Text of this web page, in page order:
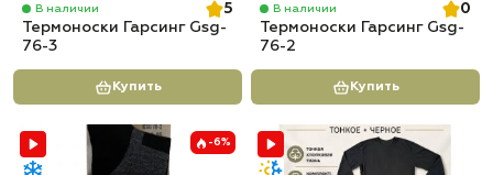
В наличии
5
Термоноски Гарсинг Gsg-
76-3
Купить
В наличии
0
Термоноски Гарсинг Gsg-
76-2
Купить
-6%